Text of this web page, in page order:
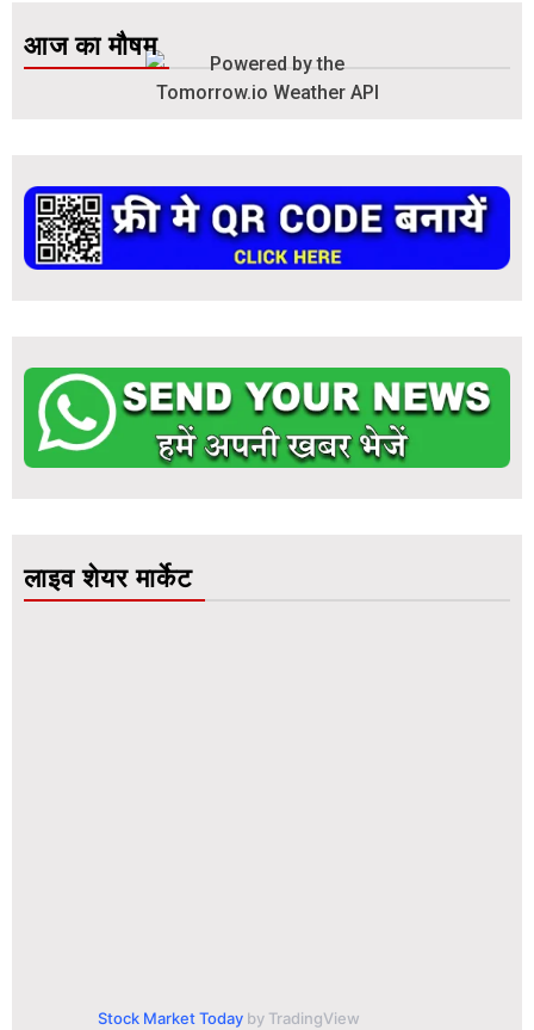
आज का मौषम
लाइव शेयर मार्केट
Stock Market Today by TradingView